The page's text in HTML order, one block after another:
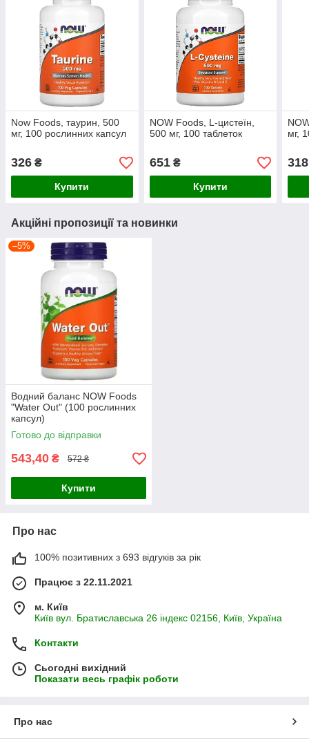
Now Foods, таурин, 500
мг, 100 рослинних капсул
326 ₴
Купити
NOW Foods, L-цистеїн,
500 мг, 100 таблеток
651₴
Купити
мг,
318
Акційні пропозиції та новинки
–5%
Водний баланс NOW Foods
"Water Out" (100 рослинних
капсул)
Готово до відправки
543,40 ₴ 572 ₴
Купити
Про нас
100% позитивних з 693 відгуків за рік
Працює з 22.11.2021
м. Київ
Київ вул. Братиславська 26 індекс 02156, Київ, Україна
Контакти
Сьогодні вихідний
Показати весь графік роботи
Про нас